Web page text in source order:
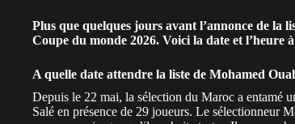
Plus que quelques jours avant l’annonce de
Coupe du monde 2026. Voici la date et l’heure
A quelle date attendre la liste de Mohamed
Depuis le 22 mai, la sélection du Maroc a entamé
Salé en présence de 29 joueurs. Le sélectionneur